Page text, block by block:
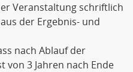
Veranstaltung schriftlich
der Ergebnis- und
nach Ablauf der
von 3 Jahren nach Ende